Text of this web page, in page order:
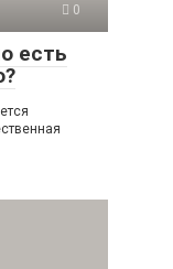
0
есть